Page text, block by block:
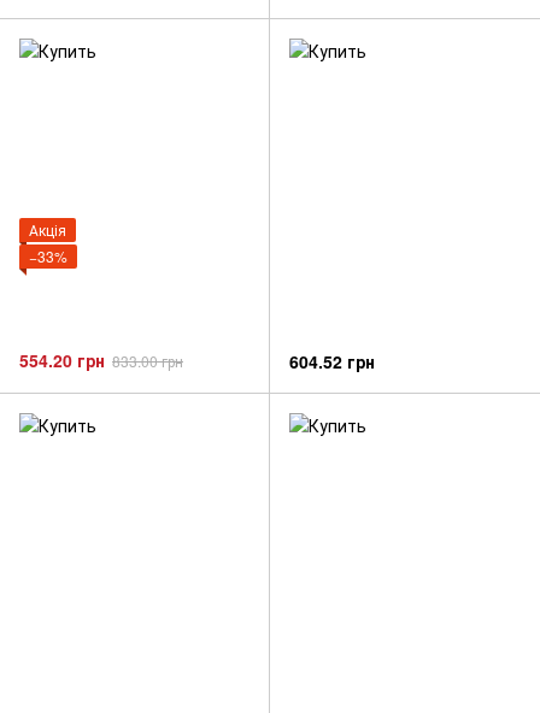
Акція
−33%
554.20 грн 833.00 грн 604.52 грн